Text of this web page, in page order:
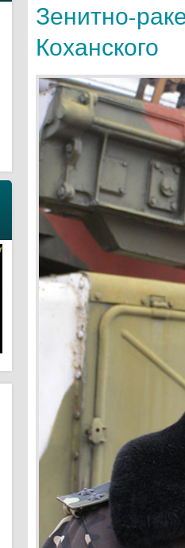
Зенитно-
Коханского